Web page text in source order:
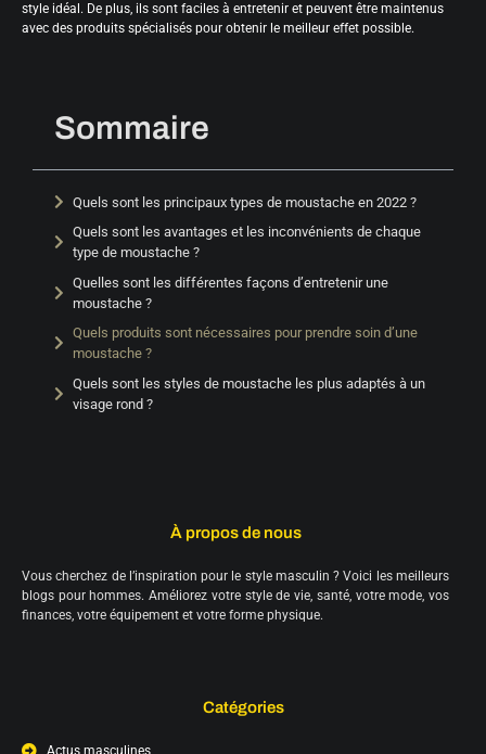
style idéal. De plus, ils sont faciles à entretenir et peuvent être maintenus
avec des produits spécialisés pour obtenir le meilleur effet possible.
Sommaire
Quels sont les principaux types de moustache en 2022 ?
Quels sont les avantages et les inconvénients de chaque
type de moustache ?
Quelles sont les différentes façons d’entretenir une
moustache ?
Quels produits sont nécessaires pour prendre soin d’une
moustache ?
Quels sont les styles de moustache les plus adaptés à un
visage rond ?
À propos de nous
Vous cherchez de l’inspiration pour le style masculin ? Voici les meilleurs
blogs pour hommes. Améliorez votre style de vie, santé, votre mode, vos
finances, votre équipement et votre forme physique.
Catégories
Actus masculines